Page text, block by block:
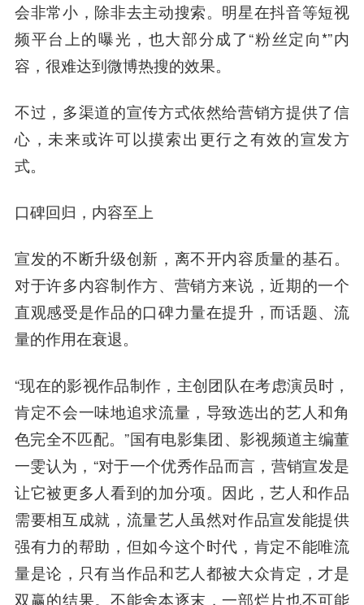
会非常小，除非去主动搜索。明星在抖音等短视
频平台上的曝光，也大部分成了“粉丝定向*”内
容，很难达到微博热搜的效果。
不过，多渠道的宣传方式依然给营销方提供了信
心，未来或许可以摸索出更行之有效的宣发方
式。
口碑回归，内容至上
宣发的不断升级创新，离不开内容质量的基石。
对于许多内容制作方、营销方来说，近期的一个
直观感受是作品的口碑力量在提升，而话题、流
量的作用在衰退。
“现在的影视作品制作，主创团队在考虑演员时，
肯定不会一味地追求流量，导致选出的艺人和角
色完全不匹配。”国有电影集团、影视频道主编董
一雯认为，“对于一个优秀作品而言，营销宣发是
让它被更多人看到的加分项。因此，艺人和作品
需要相互成就，流量艺人虽然对作品宣发能提供
强有力的帮助，但如今这个时代，肯定不能唯流
量是论，只有当作品和艺人都被大众肯定，才是
双赢的结果。不能舍本逐末，一部烂片也不可能